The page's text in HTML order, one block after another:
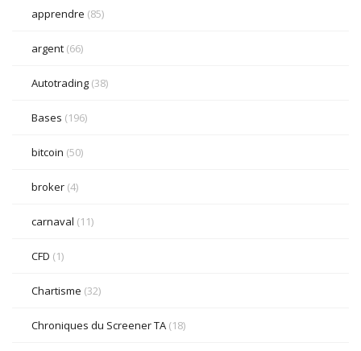
apprendre (85)
argent (66)
Autotrading (38)
Bases (196)
bitcoin (50)
broker (4)
carnaval (11)
CFD (1)
Chartisme (32)
Chroniques du Screener TA (18)